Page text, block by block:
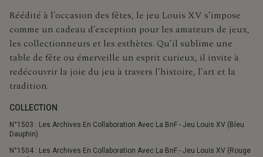
Réédité à l’occasion des fêtes, le jeu Louis XV s’impose
comme un cadeau d’exception pour les amateurs de jeux,
les collectionneurs et les esthètes. Qu’il sublime une
table de fête ou émerveille un esprit curieux, il invite à
redécouvrir la joie du jeu à travers l’histoire, l’art et la
tradition.
COLLECTION
N°1503 : Les Archives En Collaboration Avec La BnF - Jeu Louis XV (Bleu
Dauphin)
N°1504 : Les Archives En Collaboration Avec La BnF - Jeu Louis XV (Rouge